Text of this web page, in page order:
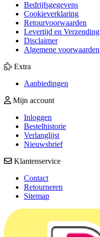
Bedrijfsgegevens
Cookieverklaring
Retourvoorwaarden
Levertijd en Verzending
Disclaimer
Algemene voorwaarden
Extra
Aanbiedingen
Mijn account
Inloggen
Bestelhistorie
Verlanglijst
Nieuwsbrief
Klantenservice
Contact
Retourneren
Sitemap